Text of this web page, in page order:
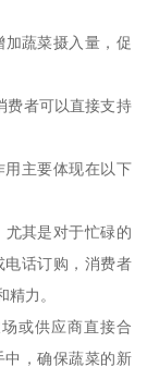
蔬菜摄入量，促
费者可以直接支持
主要体现在以下
尤其是对于忙碌的
话订购，消费者
力。
或供应商直接合
，确保蔬菜的新